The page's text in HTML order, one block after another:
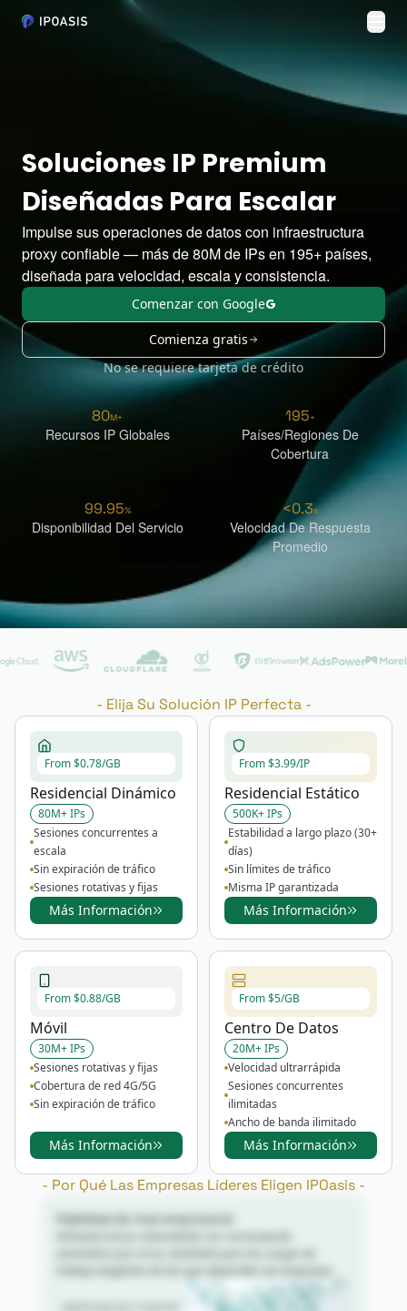
Soluciones IP Premium
Diseñadas Para Escalar
Impulse sus operaciones de datos con infraestructura
proxy confiable — más de 80M de IPs en 195+ países,
diseñada para velocidad, escala y consistencia.
Comenzar con Google
Comienza gratis
No se requiere tarjeta de crédito
80M+
Recursos IP Globales
195+
Países/regiones De
Cobertura
99.95%
Disponibilidad Del Servicio
<0.3S
Velocidad De Respuesta
Promedio
- Elija Su Solución IP Perfecta-
From $0.78/GB
Residencial Dinámico
80M+ IPs
Sesiones concurrentes a
escala
Sin expiración de tráfico
Sesiones rotativas y fijas
Más Información
From $3.99/IP
Residencial Estático
500K+ IPs
Estabilidad a largo plazo (30+
días)
Sin límites de tráfico
Misma IP garantizada
Más Información
From $0.88/GB
Móvil
30M+ IPs
Sesiones rotativas y fijas
Cobertura de red 4G/5G
Sin expiración de tráfico
Más Información
From $5/GB
Centro De Datos
20M+ IPs
Velocidad ultrarrápida
Sesiones concurrentes
ilimitadas
Ancho de banda ilimitado
Más Información
- Por Qué Las Empresas Líderes Eligen IPOasis -
Fiabilidad de nivel empresarial